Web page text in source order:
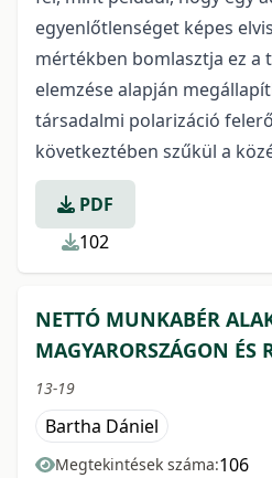
egyenlőtlenséget képes
mértékben bomlasztja ez a
elemzése alapján
társadalmi polarizáció
következtében szűkül a
PDF
102
NETTÓ MUNKABÉR
MAGYARORSZÁGON ÉS
13-19
Bartha Dániel
Megtekintések száma:106